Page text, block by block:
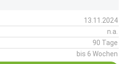
13.11.2024
n.a.
90 Tage
bis 6 Wochen